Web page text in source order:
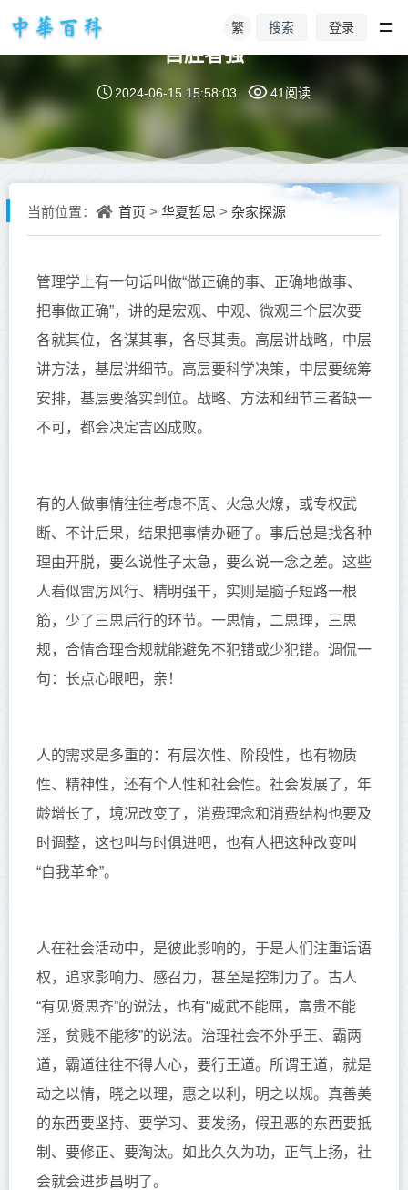
繁 搜索 登录
自胜者强
2024-06-15 15:58:03 41阅读
当前位置： 首页 > 华夏哲思 > 杂家探源
管理学上有一句话叫做“做正确的事、正确地做事、
把事做正确”，讲的是宏观、中观、 微观三个层次要
各就其位，各谋其事，各尽其责。高层讲战略，中层
讲方法，基层讲细节。高层要科学决策，中层要统筹
安排，基层要落实到位。战略、方法和细节三者缺一
不可，都会决定吉凶成败。
有的人做事情往往考虑不周、火急火燎，或专权武
断、不计后果，结果把事情办砸了。事后总是找各种
理由开脱，要么说性子太急，要么说一念之差。这些
人看似雷厉风行、精明强干，实则 是脑子短路一根
筋，少了三思后行的环节。一思情，二思理，三思
规，合情合理合规就能避免不犯错或少犯错。调侃一
句：长点心眼吧，亲！
人的需求是多重的：有层次性、阶段性，也有物质
性、精神性，还有个人性和社会性。社会发展了，年
龄增长了，境况改变了，消费理念和消费结构也要及
时调整，这也叫与时俱进吧，也有人把这种改变叫
“自我革命”。
人在社会活动中，是彼此影响的， 于是人们 注重话语
权，追求影响力、感召力，甚至是控制力了。古人
“有见贤思齐”的说法，也有“威武不能屈，富贵不能
淫，贫贱不能移”的说法。治理社会不外乎王、霸两
道，霸道往往不得人心，要行王道。所谓王道，就是
动之以情，晓之以理，惠之以利，明之以规。真善美
的东西要坚持、要学习、要发扬，假丑恶的东西要抵
制、要修正、要淘汰。如此久久为功， 正气上扬， 社
会就会进步昌明了。